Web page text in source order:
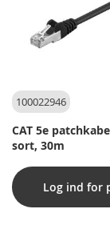
100022946
CAT 5e
sort, 30m
Log ind for